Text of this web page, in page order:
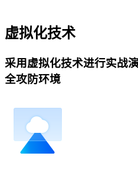
虚拟化技术
采用虚拟化技术进行实战
全攻防环境